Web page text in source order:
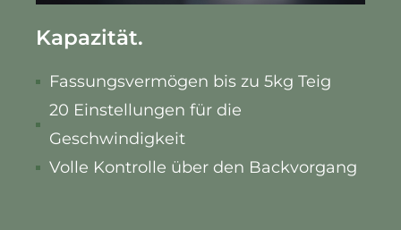
Kapazität.
Fassungsvermögen bis zu 5kg Teig
20 Einstellungen für die
Geschwindigkeit
Volle Kontrolle über den Backvorgang